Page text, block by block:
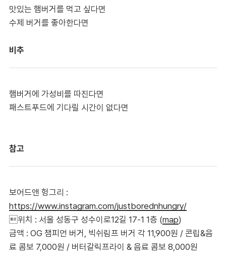
맛있는 햄버거를 먹고 싶다면
수제 버거를 좋아한다면
비추
햄버거에 가성비를 따진다면
패스트푸드에 기다릴 시간이 없다면
참고
보어드앤 헝그리 :
https://www.instagram.com/justborednhungry/
위치 : 서울 성동구 성수이로12길 17-1 1층 (map)
금액 : OG 챔피언 버거, 빅쉬림프 버거 각 11,900원 / 콘립&음
료 콤보 7,000원 / 버터갈릭프라이 & 음료 콤보 8,000원